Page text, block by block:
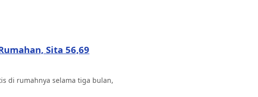
Sita 56,69
di rumahnya selama tiga bulan,